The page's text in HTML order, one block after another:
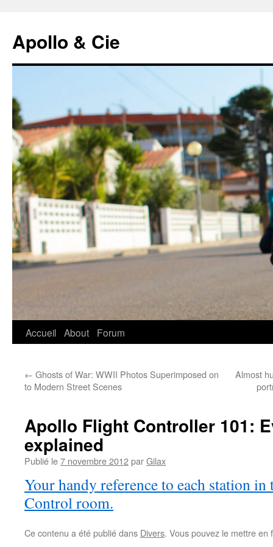
contenu
Apollo & Cie
Accueil About Forum
← Ghosts of War: WWII Photos Superimposed on
to Modern Street Scenes
Almost
Apollo Flight Controller 101:
explained
Publié le7 novembre 2012parGilax
Your handy reference to each station
Control room.
Ce contenu a été publié dans Divers. Vous pouvez le mettre